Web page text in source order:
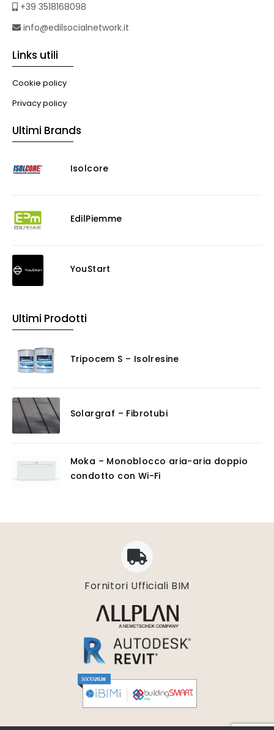
+39 3518168098
info@edilsocialnetwork.it
Links utili
Cookie policy
Privacy policy
Ultimi Brands
Isolcore
EdilPiemme
YouStart
Ultimi Prodotti
Tripocem S – Isolresine
Solargraf – Fibrotubi
Moka – Monoblocco aria-aria doppio
condotto con Wi-Fi
Fornitori Ufficiali BIM